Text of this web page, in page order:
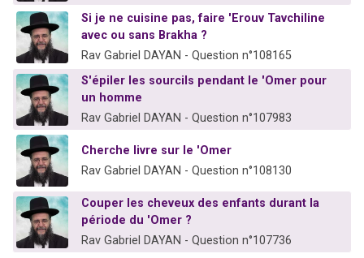
Si je ne cuisine pas, faire 'Erouv Tavchiline
avec ou sans Brakha ?
Rav Gabriel DAYAN - Question n°108165
S'épiler les sourcils pendant le 'Omer pour
un homme
Rav Gabriel DAYAN - Question n°107983
Cherche livre sur le 'Omer
Rav Gabriel DAYAN - Question n°108130
Couper les cheveux des enfants durant la
période du 'Omer ?
Rav Gabriel DAYAN - Question n°107736